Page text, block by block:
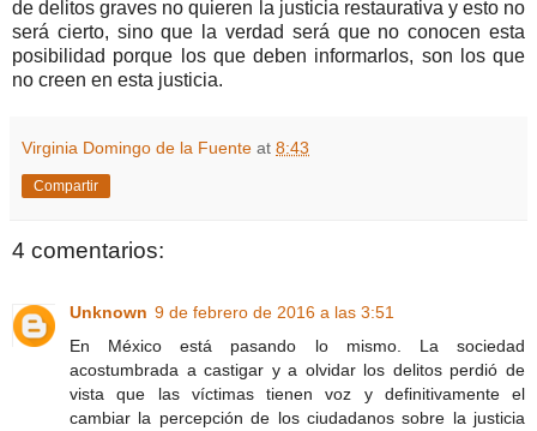
de delitos graves no quieren la justicia restaurativa y esto no
será cierto, sino que la verdad será que no conocen esta
posibilidad porque los que deben informarlos, son los que
no creen en esta justicia.
Virginia Domingo de la Fuente at 8:43
Compartir
4 comentarios:
Unknown 9 de febrero de 2016 a las 3:51
En México está pasando lo mismo. La sociedad
acostumbrada a castigar y a olvidar los delitos perdió de
vista que las víctimas tienen voz y definitivamente el
cambiar la percepción de los ciudadanos sobre la justicia